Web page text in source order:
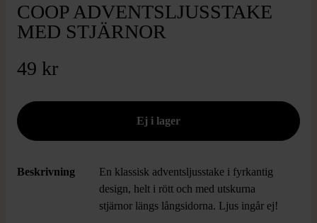
COOP ADVENTSLJUSSTAKE
MED STJÄRNOR
49 kr
Beskrivning
En klassisk adventsljusstake i fyrkantig
design, helt i rött och med utskurna
stjärnor längs långsidorna. Ljus ingår ej!